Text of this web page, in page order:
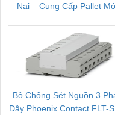
Nai – Cung Cấp Pallet
Bộ Chống Sét Nguồn 3
Dây Phoenix Contact FLT-